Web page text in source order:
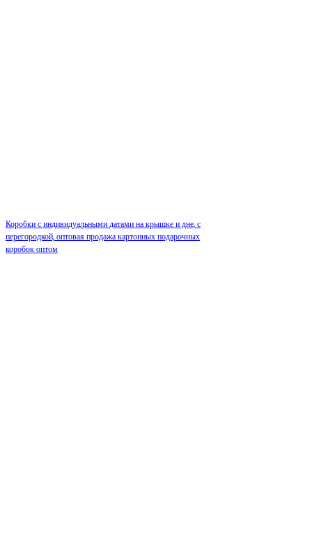
Коробки с индивидуальными датами на крышке и дне, с
перегородкой, оптовая продажа картонных подарочных
коробок оптом